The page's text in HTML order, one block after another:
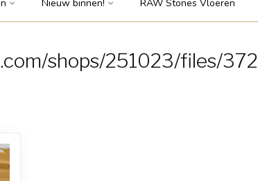
Nieuw binnen! RAW Stones Vloeren
shops/251023/files/